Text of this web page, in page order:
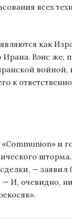
всех
как
Ирана. Вэнс же,
к
и
сделки, —
И, очевидно,